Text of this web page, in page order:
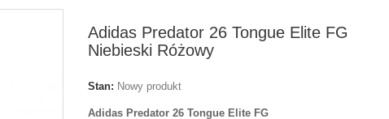
Adidas Predator 26 Tongue Elite FG
Niebieski Różowy
Stan: Nowy produkt
Adidas Predator 26 Tongue Elite FG